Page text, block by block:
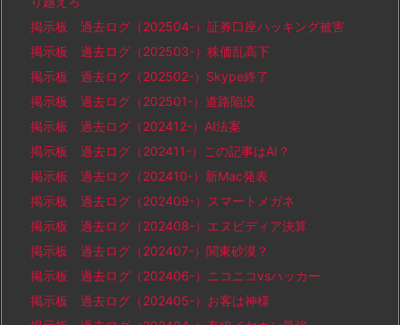
掲示板 過去ログ（202504-）証券口座ハッキング被害
掲示板 過去ログ（202503-）株価乱高下
掲示板 過去ログ（202502-）Skype終了
掲示板 過去ログ（202501-）道路陥没
掲示板 過去ログ（202412-）AI法案
掲示板 過去ログ（202411-）この記事はAI？
掲示板 過去ログ（202410-）新Mac発表
掲示板 過去ログ（202409-）スマートメガネ
掲示板 過去ログ（202408-）エヌビディア決算
掲示板 過去ログ（202407-）関東砂漠？
掲示板 過去ログ（202406-）ニコニコvsハッカー
掲示板 過去ログ（202405-）お客は神様